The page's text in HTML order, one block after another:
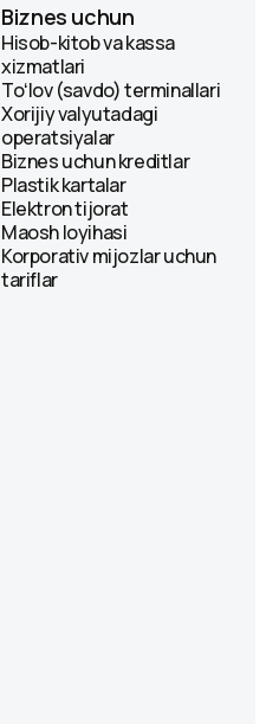
Biznes uchun
Hisob-kitob va kassa
xizmatlari
Toʻlov (savdo) terminallari
Xorijiy valyutadagi
operatsiyalar
Biznes uchun kreditlar
Plastik kartalar
Elektron tijorat
Maosh loyihasi
Korporativ mijozlar uchun
tariflar